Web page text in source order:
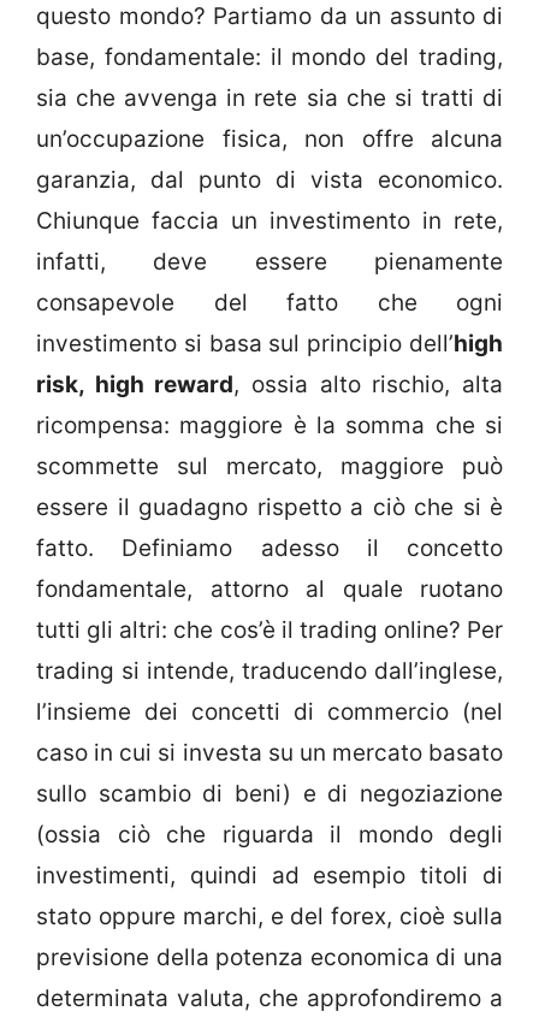
questo mondo? Partiamo da un assunto di
base, fondamentale: il mondo del trading,
sia che avvenga in rete sia che si tratti di
un’occupazione fisica, non offre alcuna
garanzia, dal punto di vista economico.
Chiunque faccia un investimento in rete,
infatti, deve essere pienamente
consapevole del fatto che ogni
investimento si basa sul principio dell’high
risk, high reward, ossia alto rischio, alta
ricompensa: maggiore è la somma che si
scommette sul mercato, maggiore può
essere il guadagno rispetto a ciò che si è
fatto. Definiamo adesso il concetto
fondamentale, attorno al quale ruotano
tutti gli altri: che cos’è il trading online? Per
trading si intende, traducendo dall’inglese,
l’insieme dei concetti di commercio (nel
caso in cui si investa su un mercato basato
sullo scambio di beni) e di negoziazione
(ossia ciò che riguarda il mondo degli
investimenti, quindi ad esempio titoli di
stato oppure marchi, e del forex, cioè sulla
previsione della potenza economica di una
determinata valuta, che approfondiremo a